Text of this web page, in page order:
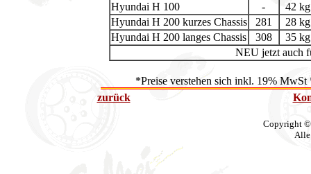
Hyundai H 100
-
42 kg
Hyundai H 200 kurzes Chassis
281
28 kg
Hyundai H 200 langes Chassis
308
35 kg
NEU jetzt auch
*Preise verstehen sich inkl. 19%
zurück
Copyright
Alle